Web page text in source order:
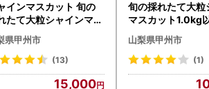
インマスカット 旬の
たて大粒シャインマス
ト1.5kg以上（2～3房
2026年発送】（HO）
150 フルーツ
県甲州市
(13)
15,000
旬の採れたて大粒
マスカット1.0kg
房）【2027年発
）B-417 シャイン
ト フルーツ
山梨県甲州市
(1)